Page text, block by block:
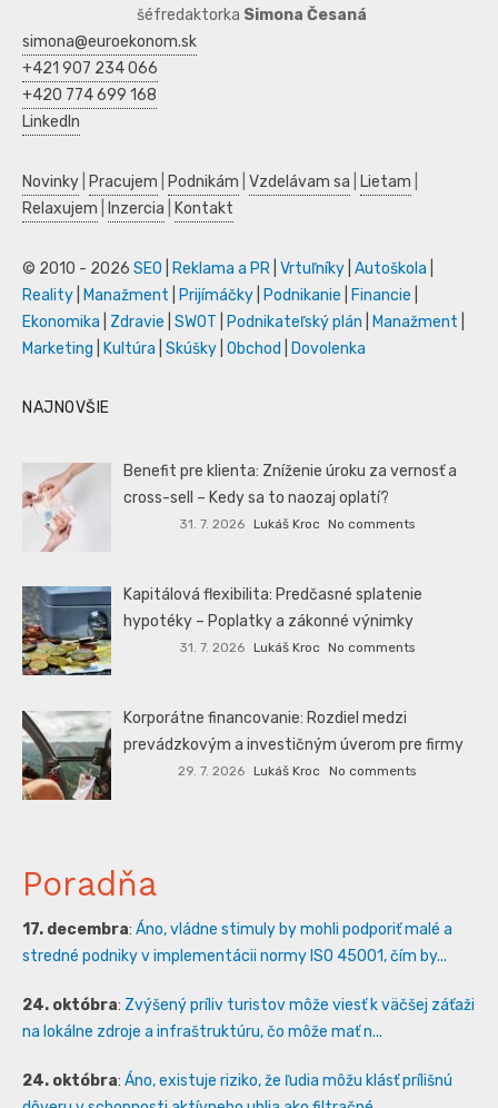
šéfredaktorka Simona Česaná
simona@euroekonom.sk
+421 907 234 066
+420 774 699 168
LinkedIn
Novinky Pracujem Podnikám Vzdelávam sa Lietam
Relaxujem
Inzercia Kontakt
© 2010 - 2026 SEO Reklama a PR Vrtuľníky Autoškola
Reality
Manažment Prijímáčky Podnikanie Financie
Ekonomika
Zdravie SWOT Podnikateľský plán Manažment
Marketing
Kultúra Skúšky Obchod Dovolenka
NAJNOVŠIE
Benefit pre klienta: Zníženie úroku za vernosť a
cross-sell – Kedy sa to naozaj oplatí?
31. 7. 2026 Lukáš Kroc No comments
Kapitálová flexibilita: Predčasné splatenie
hypotéky – Poplatky a zákonné výnimky
31. 7. 2026 Lukáš Kroc No comments
Korporátne financovanie: Rozdiel medzi
prevádzkovým a investičným úverom pre firmy
29. 7. 2026 Lukáš Kroc No comments
Poradňa
17. decembra: Áno, vládne stimuly by mohli podporiť malé a
stredné podniky v implementácii normy ISO 45001, čím by...
24. októbra: Zvýšený príliv turistov môže viesť k väčšej záťaži
na lokálne zdroje a infraštruktúru, čo môže mať n...
24. októbra: Áno, existuje riziko, že ľudia môžu klásť prílišnú